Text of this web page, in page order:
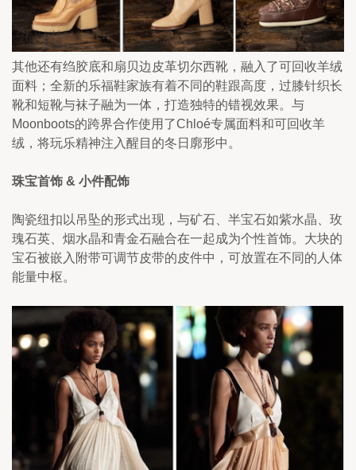
其他还有绉胶底和扇贝边皮革切尔西靴，融入了可回收羊绒
面料；全新的乐福鞋家族有着不同的鞋跟高度，过膝针织长
靴和短靴与袜子融为一体，打造独特的错视效果。与
Moonboots的跨界合作使用了Chloé专属面料和可回收羊
绒，将玩乐精神注入醒目的冬日廓形中。
珠宝首饰 & 小件配饰
陶瓷纽扣以吊坠的形式出现，与矿石、半宝石如紫水晶、玫
瑰石英、烟水晶和青金石融合在一起成为个性首饰。大块的
宝石被嵌入附带可调节皮带的皮件中，可放置在不同的人体
能量中枢。